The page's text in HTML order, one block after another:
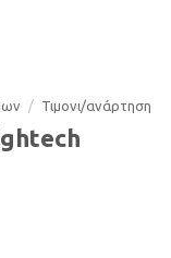
/ Τιµονι/ανάρτηση